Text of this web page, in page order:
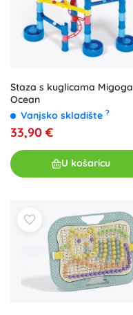
Staza s kuglicama Migoga
Ocean
Vanjsko skladište ?
33,90 €
U košaricu